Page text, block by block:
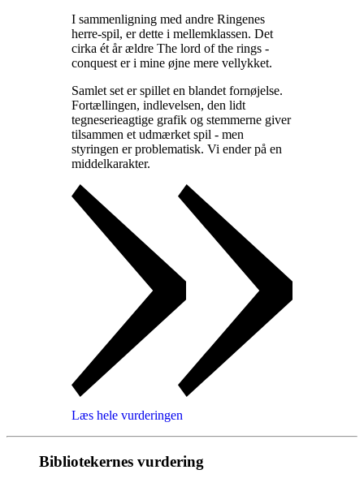
I sammenligning med andre Ringenes
herre-spil, er dette i mellemklassen. Det
cirka ét år ældre The lord of the rings -
conquest er i mine øjne mere vellykket.
Samlet set er spillet en blandet fornøjelse.
Fortællingen, indlevelsen, den lidt
tegneserieagtige grafik og stemmerne giver
tilsammen et udmærket spil - men
styringen er problematisk. Vi ender på en
middelkarakter.
Læs hele vurderingen
Bibliotekernes vurdering